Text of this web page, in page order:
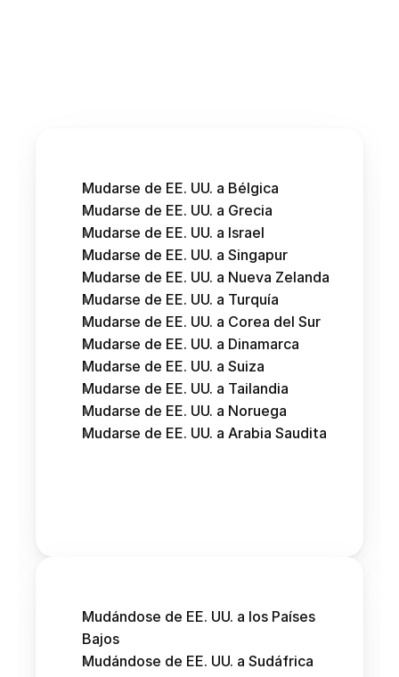
Mudarse de EE. UU. a Bélgica
Mudarse de EE. UU. a Grecia
Mudarse de EE. UU. a Israel
Mudarse de EE. UU. a Singapur
Mudarse de EE. UU. a Nueva Zelanda
Mudarse de EE. UU. a Turquía
Mudarse de EE. UU. a Corea del Sur
Mudarse de EE. UU. a Dinamarca
Mudarse de EE. UU. a Suiza
Mudarse de EE. UU. a Tailandia
Mudarse de EE. UU. a Noruega
Mudarse de EE. UU. a Arabia Saudita
Mudándose de EE. UU. a los Países
Bajos
Mudándose de EE. UU. a Sudáfrica